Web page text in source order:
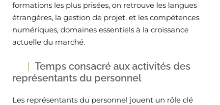
formations les plus prisées, on retrouve les langues
étrangères, la gestion de projet, et les compétences
numériques, domaines essentiels à la croissance
actuelle du marché.
Temps consacré aux activités des
représentants du personnel
Les représentants du personnel jouent un rôle clé